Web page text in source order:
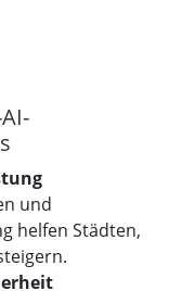
und
helfen Städten,